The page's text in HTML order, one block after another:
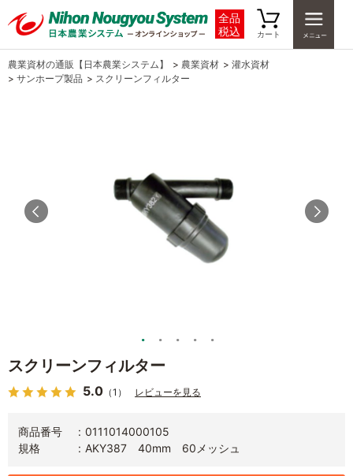
全品
税込
カート
農業資材の通販【日本農業システム】 > 農業資材 > 灌水資材
> サンホープ製品 > スクリーンフィルター
スクリーンフィルター
5.0 （1） レビューを見る
商品番号
0111014000105
規格
AKY387 40mm 60メッシュ